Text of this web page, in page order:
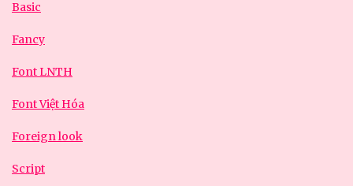
Basic
Fancy
Font LNTH
Font Việt Hóa
Foreign look
Script